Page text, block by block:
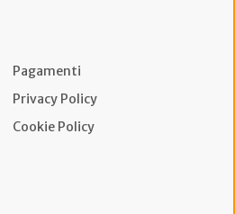
Pagamenti
Privacy Policy
Cookie Policy